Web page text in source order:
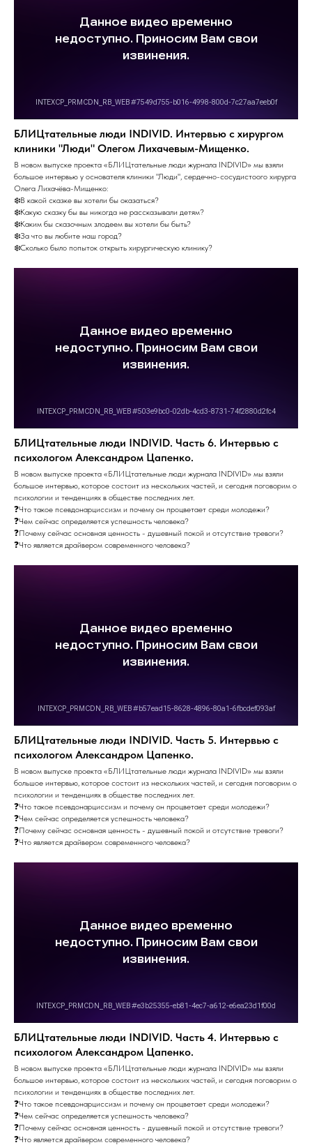
БЛИЦтательные люди INDIVID. Интервью с хирургом
клиники "Люди" Олегом Лихачевым-Мищенко.
В новом выпуске проекта «БЛИЦтательные люди журнала INDIVID» мы взяли
большое интервью у основателя клиники "Люди", сердечно-сосудистоого хирурга
Олега Лихачёва-Мищенко:
❄️В какой сказке вы хотели бы оказаться?
❄️Какую сказку бы вы никогда не рассказывали детям?
❄️Каким бы сказочным злодеем вы хотели бы быть?
❄️За что вы любите наш город?
❄️Сколько было попыток открыть хирургическую клинику?
БЛИЦтательные люди INDIVID. Часть 6. Интервью с
психологом Александром Цапенко.
В новом выпуске проекта «БЛИЦтательные люди журнала INDIVID» мы взяли
большое интервью, которое состоит из нескольких частей, и сегодня поговорим о
психологии и тенденциях в обществе последних лет.
❓Что такое псевдонарциссизм и почему он процветает среди молодежи?
❓Чем сейчас определяется успешность человека?
❓Почему сейчас основная ценность - душевный покой и отсутствие тревоги?
❓Что является драйвером современного человека?
БЛИЦтательные люди INDIVID. Часть 5. Интервью с
психологом Александром Цапенко.
В новом выпуске проекта «БЛИЦтательные люди журнала INDIVID» мы взяли
большое интервью, которое состоит из нескольких частей, и сегодня поговорим о
психологии и тенденциях в обществе последних лет.
❓Что такое псевдонарциссизм и почему он процветает среди молодежи?
❓Чем сейчас определяется успешность человека?
❓Почему сейчас основная ценность - душевный покой и отсутствие тревоги?
❓Что является драйвером современного человека?
БЛИЦтательные люди INDIVID. Часть 4. Интервью с
психологом Александром Цапенко.
В новом выпуске проекта «БЛИЦтательные люди журнала INDIVID» мы взяли
большое интервью, которое состоит из нескольких частей, и сегодня поговорим о
психологии и тенденциях в обществе последних лет.
❓Что такое псевдонарциссизм и почему он процветает среди молодежи?
❓Чем сейчас определяется успешность человека?
❓Почему сейчас основная ценность - душевный покой и отсутствие тревоги?
❓Что является драйвером современного человека?